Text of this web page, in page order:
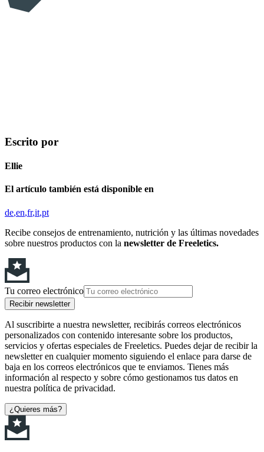
Escrito por
Ellie
El artículo también está disponible en
de en fr it pt
Recibe consejos de entrenamiento, nutrición y las últimas novedades
sobre nuestros productos con la newsletter de Freeletics.
Tu correo electrónico
Recibir newsletter
Al suscribirte a nuestra newsletter, recibirás correos electrónicos
personalizados con contenido interesante sobre los productos,
servicios y ofertas especiales de Freeletics. Puedes dejar de recibir la
newsletter en cualquier momento siguiendo el enlace para darse de
baja en los correos electrónicos que te enviamos. Tienes más
información al respecto y sobre cómo gestionamos tus datos en
nuestra política de privacidad.
¿Quieres más?